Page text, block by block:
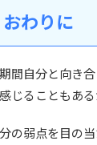
おわりに
間自分と向き
じることもある
の弱点を目の